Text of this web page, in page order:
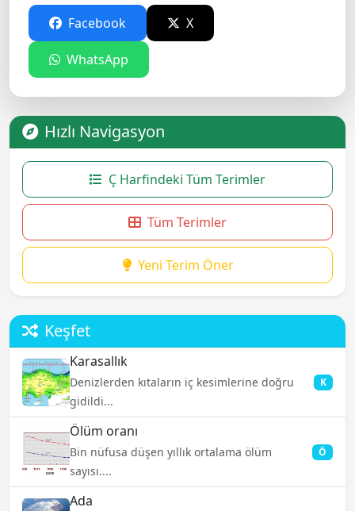
Facebook X
WhatsApp
Hızlı Navigasyon
Ç Harfindeki Tüm Terimler
Tüm Terimler
Yeni Terim Öner
Keşfet
Karasallık
Denizlerden kıtaların iç kesimlerine doğru
gidildi...
K
Ölüm oranı
Bin nüfusa düşen yıllık ortalama ölüm
sayısı....
Ö
Ada